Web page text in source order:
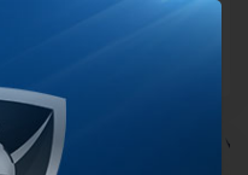
y esta vez